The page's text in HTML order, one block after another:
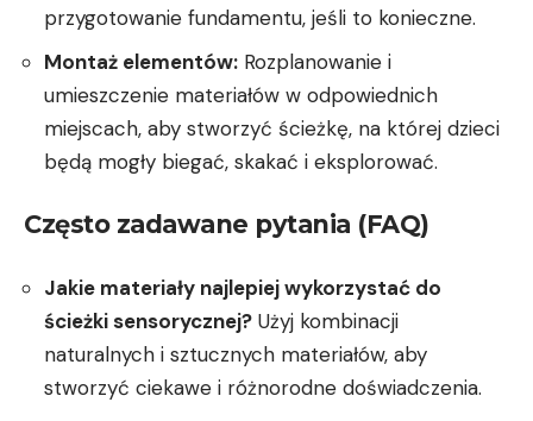
przygotowanie fundamentu, jeśli to konieczne.
Montaż elementów: Rozplanowanie i
umieszczenie materiałów w odpowiednich
miejscach, aby stworzyć ścieżkę, na której dzieci
będą mogły biegać, skakać i eksplorować.
Często zadawane pytania (FAQ)
Jakie materiały najlepiej wykorzystać do
ścieżki sensorycznej? Użyj kombinacji
naturalnych i sztucznych materiałów, aby
stworzyć ciekawe i różnorodne doświadczenia.